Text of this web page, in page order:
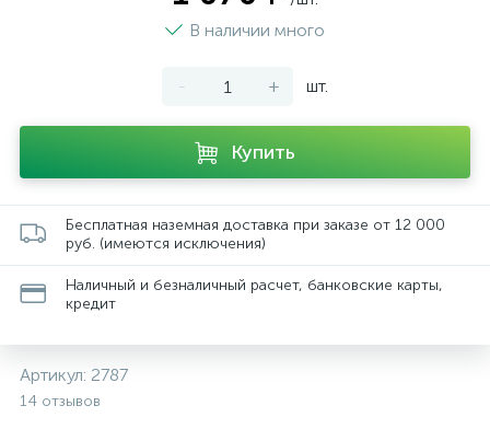
В наличии много
- + шт.
Купить
Бесплатная наземная доставка при заказе от 12 000
руб. (имеются исключения)
Наличный и безналичный расчет, банковские карты,
кредит
Артикул: 2787
14 отзывов